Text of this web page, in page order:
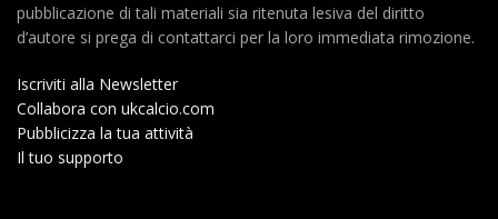
pubblicazione di tali materiali sia ritenuta lesiva del diritto
d’autore si prega di contattarci per la loro immediata rimozione.
Iscriviti alla Newsletter
Collabora con ukcalcio.com
Pubblicizza la tua attività
Il tuo supporto